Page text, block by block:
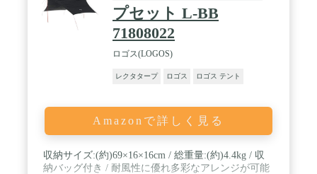
プセット L-BB
71808022
ロゴス(LOGOS)
レクタタープ ロゴス ロゴス テント
Amazonで詳しく見る
収納サイズ:(約)69×16×16cm / 総重量:(約)4.4kg / 収
納バッグ付き / 耐風性に優れ多彩なアレンジが可能